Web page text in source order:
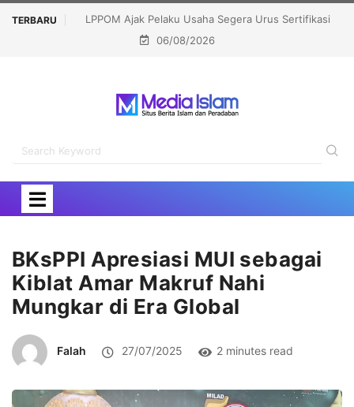
TERBARU
Sertifikasi
Muslim Family Expo 2026 Bidik 12 Ribu Pengunjung,
Hadirkan Bazar Halal hingga Kajian Nasional
06/08/2026
BKsPPI Apresiasi MUI sebagai
Kiblat Amar Makruf Nahi
Mungkar di Era Global
Falah 27/07/2025 2 minutes read